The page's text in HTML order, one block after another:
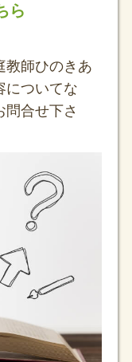
ら
教師ひのきあ
についてな
問合せ下さ